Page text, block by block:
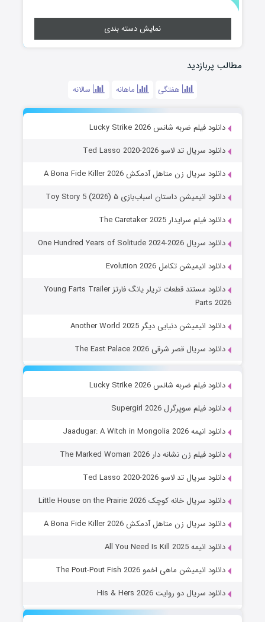
نمایش دسته بندی
مطالب پربازدید
هفتگی ماهانه سالانه
دانلود فیلم ضربه شانس Lucky Strike 2026
دانلود سریال تد لاسو Ted Lasso 2020-2026
دانلود سریال زن متاهل آدمکش A Bona Fide Killer 2026
دانلود انیمیشن داستان اسباب‌بازی ۵ Toy Story 5 (2026)
دانلود فیلم سرایدار The Caretaker 2025
دانلود سریال One Hundred Years of Solitude 2024-2026
دانلود انیمیشن تکامل Evolution 2026
دانلود مستند قطعات تریلر یانگ فارتز Young Farts Trailer
Parts 2026
دانلود انیمیشن دنیایی دیگر Another World 2025
دانلود سریال قصر شرقی The East Palace 2026
دانلود فیلم ضربه شانس Lucky Strike 2026
دانلود فیلم سوپرگرل Supergirl 2026
دانلود انیمه Jaadugar: A Witch in Mongolia 2026
دانلود فیلم زن نشانه دار The Marked Woman 2026
دانلود سریال تد لاسو Ted Lasso 2020-2026
دانلود سریال خانه کوچک Little House on the Prairie 2026
دانلود سریال زن متاهل آدمکش A Bona Fide Killer 2026
دانلود انیمه All You Need Is Kill 2025
دانلود انیمیشن ماهی اخمو The Pout-Pout Fish 2026
دانلود سریال دو روایت His & Hers 2026